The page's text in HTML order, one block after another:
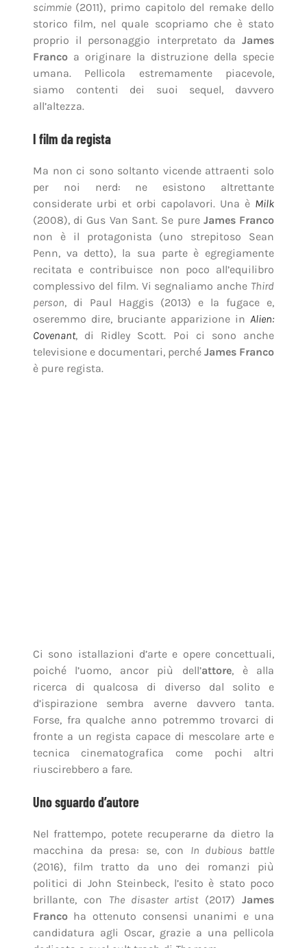
scimmie(2011), primo capitolo del remake dello
storico film, nel quale scopriamo che è stato
proprio il personaggio interpretato daJames
Francoa originare la distruzione della specie
umana. Pellicola estremamente piacevole,
siamo contenti dei suoi sequel, davvero
all’altezza.
I film da regista
Ma non ci sono soltanto vicende attraenti solo
per noi nerd: ne esistono altrettante
considerate urbi et orbi capolavori. Una è Milk
(2008), di Gus Van Sant. Se pure James Franco
non è il protagonista (uno strepitoso Sean
Penn, va detto), la sua parte è egregiamente
recitata e contribuisce non poco all’equilibro
complessivo del film. Vi segnaliamo anche Third
person, di Paul Haggis (2013) e la fugace e,
oseremmo dire, bruciante apparizione inAlien:
Covenant, di Ridley Scott. Poi ci sono anche
televisione e documentari, perchéJames Franco
è pure regista.
riuscirebbero a fare.
Uno sguardo d’autore
Nel frattempo, potete recuperarne da dietro la
macchina da presa: se, con
In dubious battle
(2016), film tratto da uno dei romanzi più
politici di John Steinbeck, l’esito è stato poco
Franco
ha ottenuto consensi unanimi e una
candidatura agli Oscar, grazie a una pellicola
dedicata a quel cult trash di The room.